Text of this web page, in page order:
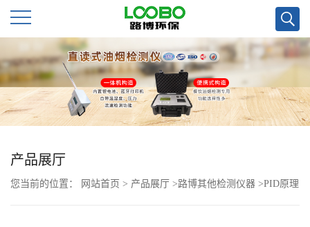
公
司
首
页
公
产品展厅
您当前的位置： 网站首页 > 产品展厅 >路博其他检测仪器 >PID原理